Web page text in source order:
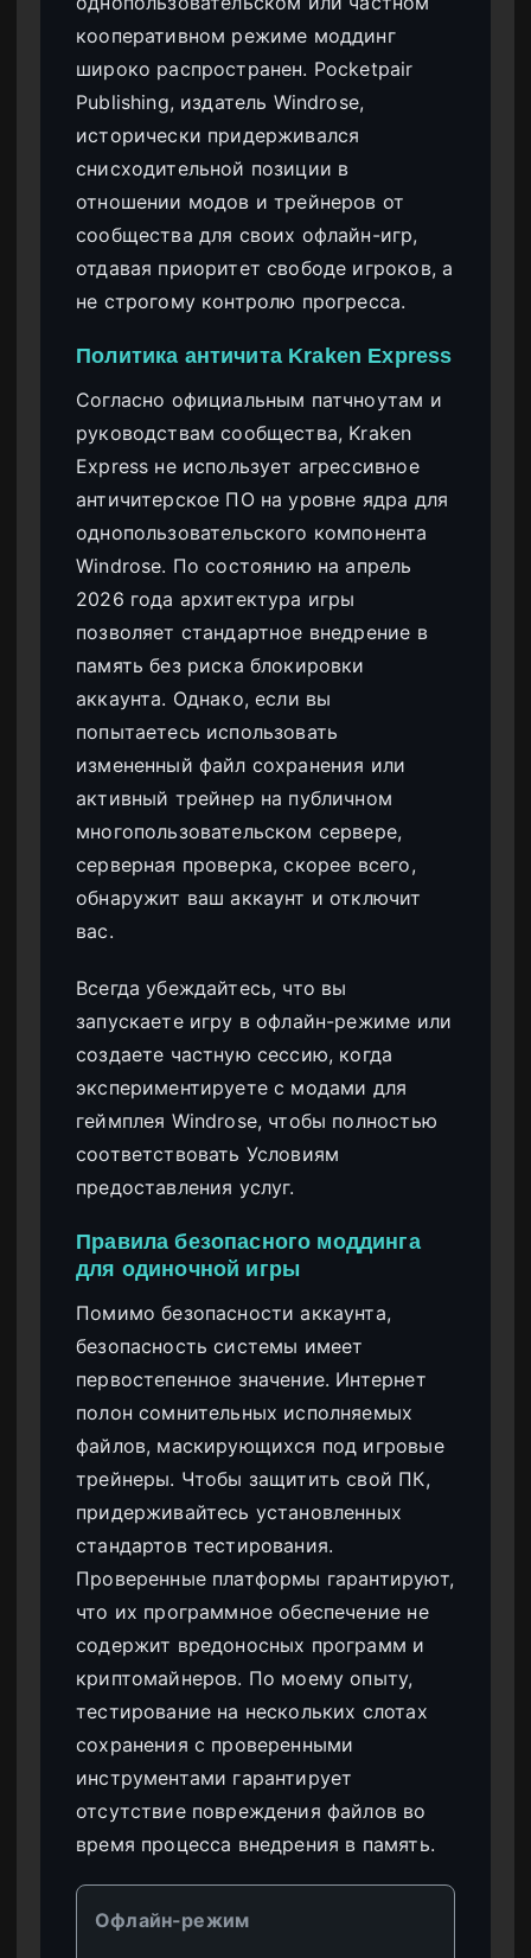
кооперативном режиме моддинг
широко распространен. Pocketpair
Publishing, издатель Windrose,
исторически придерживался
снисходительной позиции в
отношении модов и трейнеров от
сообщества для своих офлайн-игр,
отдавая приоритет свободе игроков, а
не строгому контролю прогресса.
Политика античита Kraken Express
Согласно официальным патчноутам и
руководствам сообщества, Kraken
Express не использует агрессивное
античитерское ПО на уровне ядра для
однопользовательского компонента
Windrose. По состоянию на апрель
2026 года архитектура игры
позволяет стандартное внедрение в
память без риска блокировки
аккаунта. Однако, если вы
попытаетесь использовать
измененный файл сохранения или
активный трейнер на публичном
многопользовательском сервере,
серверная проверка, скорее всего,
обнаружит ваш аккаунт и отключит
вас.
Всегда убеждайтесь, что вы
запускаете игру в офлайн-режиме или
создаете частную сессию, когда
экспериментируете с модами для
геймплея Windrose, чтобы полностью
соответствовать Условиям
предоставления услуг.
Правила безопасного моддинга
для одиночной игры
Помимо безопасности аккаунта,
безопасность системы имеет
первостепенное значение. Интернет
полон сомнительных исполняемых
файлов, маскирующихся под игровые
трейнеры. Чтобы защитить свой ПК,
придерживайтесь установленных
стандартов тестирования.
Проверенные платформы гарантируют,
что их программное обеспечение не
содержит вредоносных программ и
криптомайнеров. По моему опыту,
тестирование на нескольких слотах
сохранения с проверенными
инструментами гарантирует
отсутствие повреждения файлов во
время процесса внедрения в память.
Офлайн-режим